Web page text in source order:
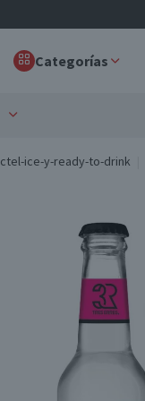
Categorías
ice-y-ready-to-drink